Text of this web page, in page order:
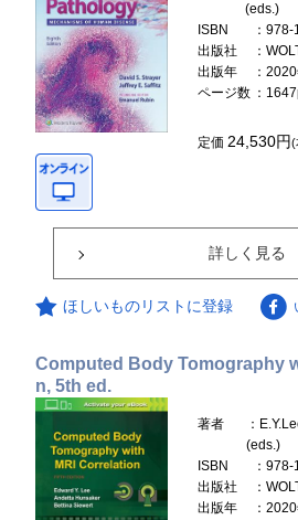
(eds.)
ISBN
：
出版社
：
出版年
：
ページ数 ：
定価24,530円(
詳しく見る
ほしいものリストに登録
Computed Body Tomography
n, 5th ed.
著者
：
(eds.)
ISBN
：
出版社
：
出版年
：